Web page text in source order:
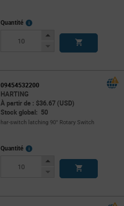
Quantité
More
Increase
Decrease
09454532200
HARTING
À partir de : $36.67 (USD)
Stock global: 50
har-switch latching 90° Rotary Switch
Quantité
More
Increase
Decrease